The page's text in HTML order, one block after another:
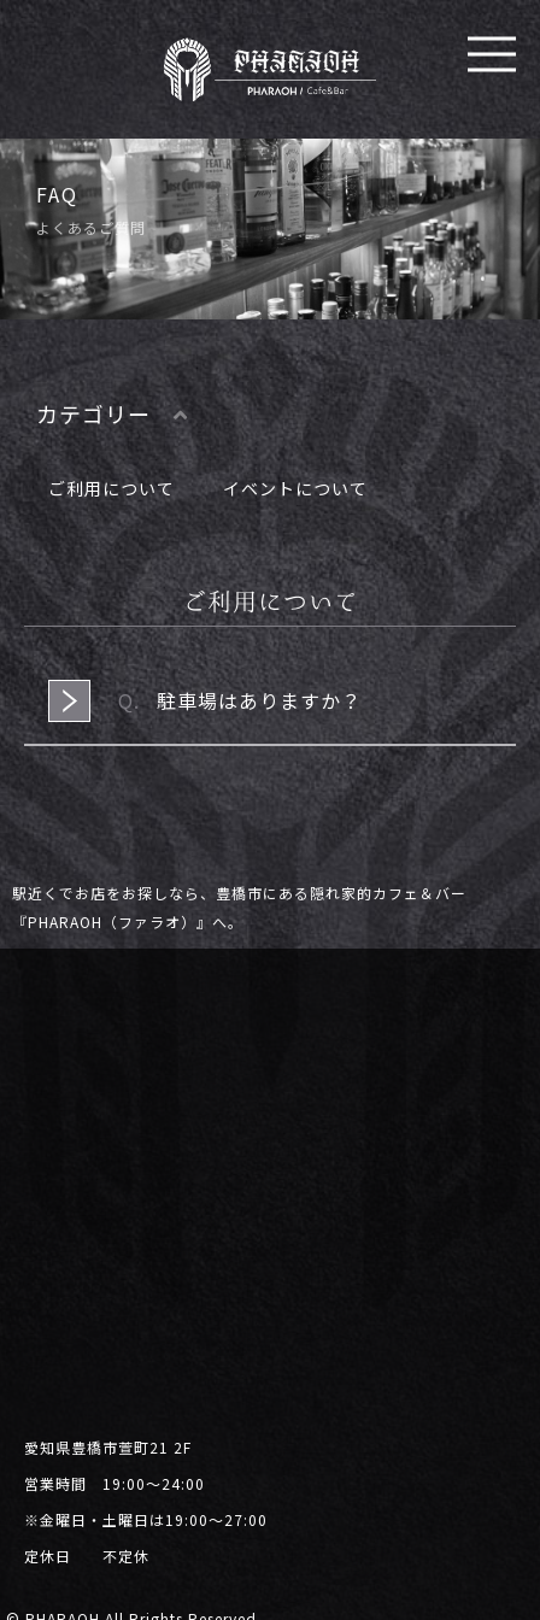
FAQ
よくあるご質問
カテゴリー
ご利用について イベントについて
ご利用について
駐車場はありますか？
駅近くでお店をお探しなら、豊橋市にある隠れ家的カフェ＆バー
『PHARAOH（ファラオ）』へ。
愛知県豊橋市萱町21 2F
営業時間 19:00〜24:00
※金曜日・土曜日は19:00～27:00
定休日 不定休